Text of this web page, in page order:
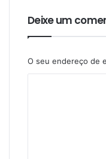
Deixe um
O seu endereço de